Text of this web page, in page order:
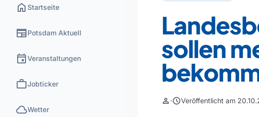
home Startseite
newspaperPotsdam Aktuell
eventVeranstaltungen
workJobticker
cloudWetter
sollen
person scheduleVeröffentlicht am